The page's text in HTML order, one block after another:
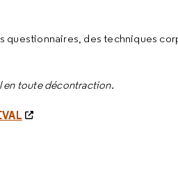
questionnaires, des techniques
en toute décontraction.